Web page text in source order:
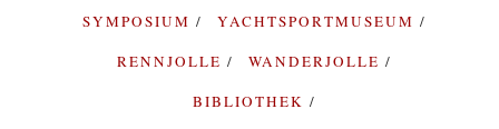
SYMPOSIUM
YACHTSPORTMUSEUM
RENNJOLLE
WANDERJOLLE
BIBLIOTHEK